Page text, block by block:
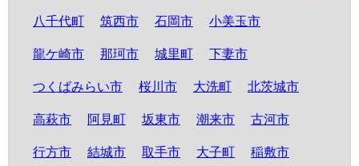
八千代町 筑西市 石岡市 小美玉市
龍ケ崎市 那珂市 城里町 下妻市
つくばみらい市 桜川市 大洗町 北茨城市
高萩市 阿見町 坂東市 潮来市 古河市
行方市 結城市 取手市 大子町 稲敷市